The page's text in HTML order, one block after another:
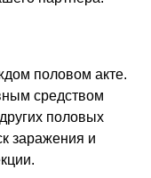
половом акте.
средством
половых
заражения и